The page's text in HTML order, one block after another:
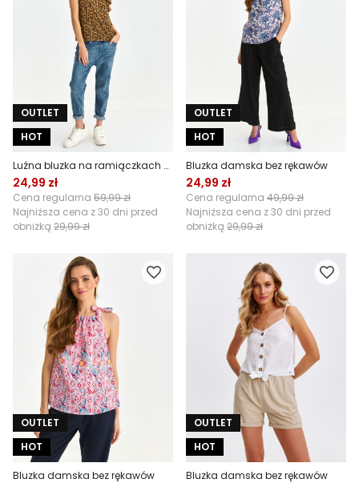
OUTLET
HOT
Luźna bluzka na ramiączkach w panterkę
24,99 zł
Cena regularna 59,99 zł
Najniższa cena z 30 dni przed
obniżką 29,99 zł
OUTLET
HOT
Bluzka damska bez rękawów
24,99 zł
Cena regularna 49,99 zł
Najniższa cena z 30 dni przed
obniżką 29,99 zł
OUTLET
HOT
Bluzka damska bez rękawów
OUTLET
HOT
Bluzka damska bez rękawów